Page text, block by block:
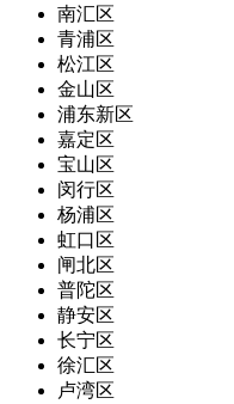
南汇区
青浦区
松江区
金山区
浦东新区
嘉定区
宝山区
闵行区
杨浦区
虹口区
闸北区
普陀区
静安区
长宁区
徐汇区
卢湾区